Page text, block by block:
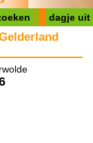
dagje uit